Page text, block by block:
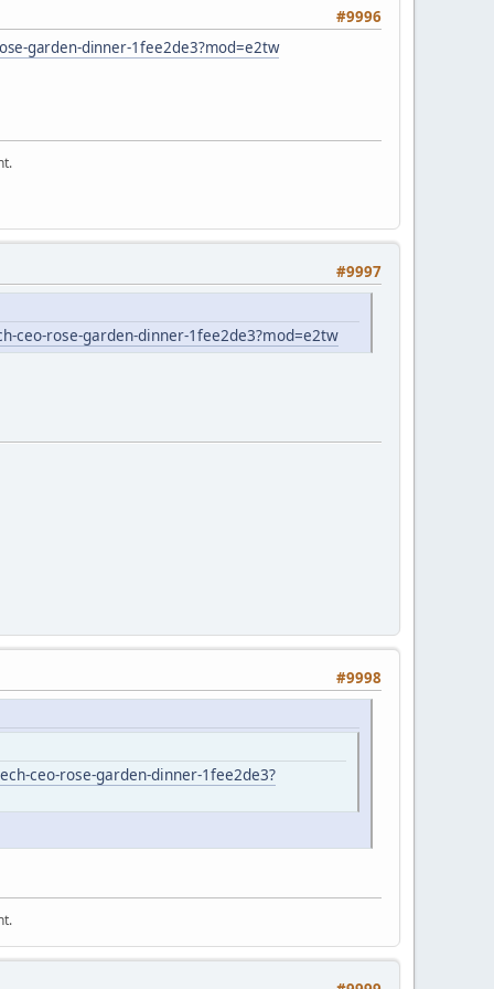
#9996
garden-dinner-1fee2de3?mod=e2tw
#9997
rose-garden-dinner-1fee2de3?mod=e2tw
#9998
ceo-rose-garden-dinner-1fee2de3?